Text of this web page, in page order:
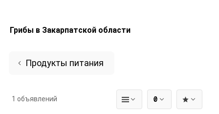
Грибы в Закарпатской области
Продукты питания
₴
1 объявлений